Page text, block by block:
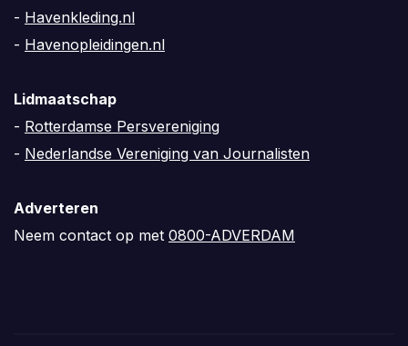
- Havenkleding.nl
- Havenopleidingen.nl
Lidmaatschap
- Rotterdamse Persvereniging
- Nederlandse Vereniging van Journalisten
Adverteren
Neem contact op met 0800-ADVERDAM